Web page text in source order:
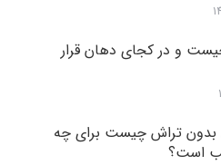
و در کجای دهان قرار
بدون تراش چیست برای چه
است؟